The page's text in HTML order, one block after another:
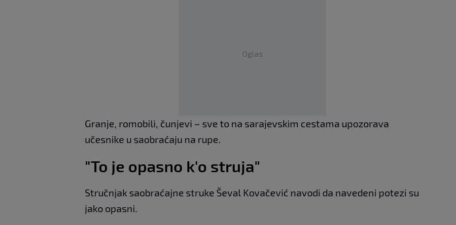
Oglas
Granje, romobili, čunjevi – sve to na sarajevskim cestama upozorava
učesnike u saobraćaju na rupe.
"To je opasno k'o struja"
Stručnjak saobraćajne struke Ševal Kovačević navodi da navedeni potezi su
jako opasni.